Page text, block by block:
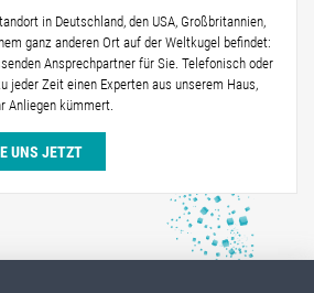
in Deutschland, den USA, Großbritannien,
ganz anderen Ort auf der Weltkugel befindet:
Ansprechpartner für Sie. Telefonisch oder
jeder Zeit einen Experten aus unserem Haus,
Anliegen kümmert.
UNS JETZT